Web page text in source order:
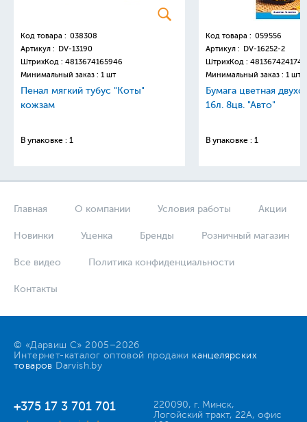
Код товара : 038308
Артикул : DV-13190
ШтрихКод : 4813674165946
Минимальный заказ : 1 шт
Пенал мягкий тубус "Коты"
кожзам
В упаковке : 1
Код товара : 059556
Артикул : DV-16252-2
ШтрихКод : 4813674241749
Минимальный заказ : 1 шт
Бумага цветная
16л. 8цв. "Авто"
В упаковке : 1
Главная О компании Условия работы Акции
Новинки Уценка Бренды Розничный магазин
Все видео Политика конфиденциальности
Контакты
© «Дарвиш С» 2005–2026
Интернет-каталог оптовой продажи канцелярских
товаров Darvish.by
+375 17 3 701 701
220090, г. Минск,
Логойский тракт, 22А, офис